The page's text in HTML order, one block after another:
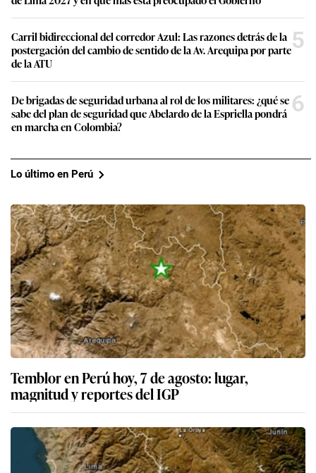
Carril bidireccional del corredor Azul: Las razones detrás de la
postergación del cambio de sentido de la Av. Arequipa por parte
de la ATU
5
De brigadas de seguridad urbana al rol de los militares: ¿qué se
sabe del plan de seguridad que Abelardo de la Espriella pondrá
en marcha en Colombia?
6
Lo último en Perú
Temblor en Perú hoy, 7 de agosto: lugar,
magnitud y reportes del IGP